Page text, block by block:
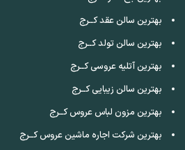
بهترین سالن عقد کــرج
بهترین سالن تولد کــرج
بهترین آتلیه عروسی کــرج
بهترین سالن زیبایی کــرج
بهترین مزون لباس عروس کــرج
بهترین شرکت اجاره ماشین عروس کــرج